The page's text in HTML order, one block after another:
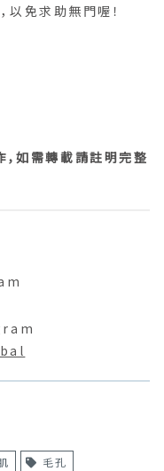
免求助無門喔！
如需轉載請註明完整
毛孔